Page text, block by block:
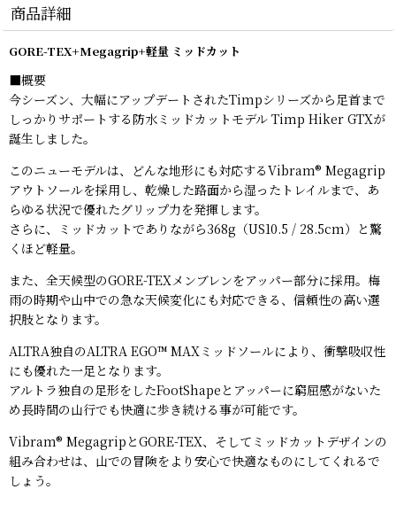
商品詳細
GORE-TEX+Megagrip+軽量 ミッドカット
■概要
今シーズン、大幅にアップデートされたTimpシリーズから足首まで
しっかりサポートする防水ミッドカットモデル Timp Hiker GTXが
誕生しました。
このニューモデルは、どんな地形にも対応するVibram® Megagrip
アウトソールを採用し、乾燥した路面から湿ったトレイルまで、あ
らゆる状況で優れたグリップ力を発揮します。
さらに、ミッドカットでありながら368g（US10.5 / 28.5cm）と驚
くほど軽量。
また、全天候型のGORE-TEXメンブレンをアッパー部分に採用。梅
雨の時期や山中での急な天候変化にも対応できる、信頼性の高い選
択肢となります。
ALTRA独自のALTRA EGO™ MAXミッドソールにより、衝撃吸収性
にも優れた一足となります。
アルトラ独自の足形をしたFootShapeとアッパーに窮屈感がないた
め長時間の山行でも快適に歩き続ける事が可能です。
Vibram® Megagrip とGORE-TEX、そしてミッドカットデザインの
組み合わせは、山での冒険をより安心で快適なものにしてくれるで
しょう。